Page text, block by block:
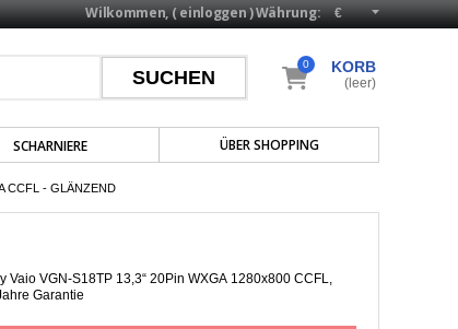
Währung:
Wilkommen, (einloggen)
SCHARNIERE ÜBER SHOPPING
KORB
0
(leer)
CCFL - GLÄNZEND
Vaio VGN-S18TP 13,3“ 20Pin WXGA 1280x800 CCFL,
Garantie